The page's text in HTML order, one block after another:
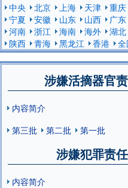
中央 北京 上海 天津 重庆
宁夏
安徽 山东 山西 广东
河南
浙江 海南 海外 湖北
陕西
青海 黑龙江 香港 全
涉嫌活摘器官
内容简介
第三批
第二批 第一批
涉嫌犯罪责
内容简介